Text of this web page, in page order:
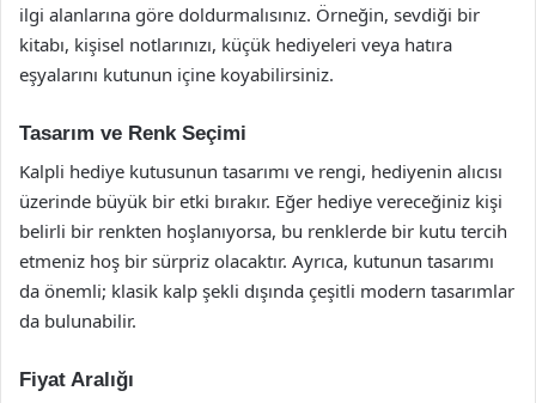
ilgi alanlarına göre doldurmalısınız. Örneğin, sevdiği bir
kitabı, kişisel notlarınızı, küçük hediyeleri veya hatıra
eşyalarını kutunun içine koyabilirsiniz.
Tasarım ve Renk Seçimi
Kalpli hediye kutusunun tasarımı ve rengi, hediyenin alıcısı
üzerinde büyük bir etki bırakır. Eğer hediye vereceğiniz kişi
belirli bir renkten hoşlanıyorsa, bu renklerde bir kutu tercih
etmeniz hoş bir sürpriz olacaktır. Ayrıca, kutunun tasarımı
da önemli; klasik kalp şekli dışında çeşitli modern tasarımlar
da bulunabilir.
Fiyat Aralığı